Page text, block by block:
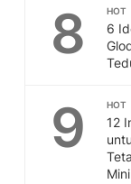
8 HOT
6
9 HOT
12